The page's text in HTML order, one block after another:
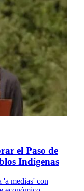
el Paso de
Indígenas